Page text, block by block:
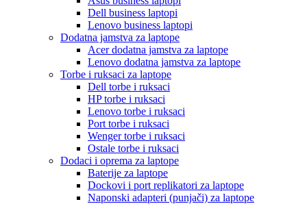
Dell business laptopi
Lenovo business laptopi
Dodatna jamstva za laptope
Acer dodatna jamstva za laptope
Lenovo dodatna jamstva za laptope
Torbe i ruksaci za laptope
Dell torbe i ruksaci
HP torbe i ruksaci
Lenovo torbe i ruksaci
Port torbe i ruksaci
Wenger torbe i ruksaci
Ostale torbe i ruksaci
Dodaci i oprema za laptope
Baterije za laptope
Dockovi i port replikatori za laptope
Naponski adapteri (punjači) za laptope